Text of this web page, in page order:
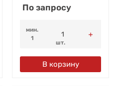
По запросу
мин.
1
шт.
В корзину